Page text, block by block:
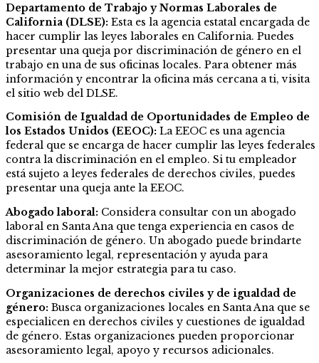
Departamento de Trabajo y Normas Laborales de
California (DLSE): Esta es la agencia estatal encargada de
hacer cumplir las leyes laborales en California. Puedes
presentar una queja por discriminación de género en el
trabajo en una de sus oficinas locales. Para obtener más
información y encontrar la oficina más cercana a ti, visita
el sitio web del DLSE.
Comisión de Igualdad de Oportunidades de Empleo de
los Estados Unidos (EEOC): La EEOC es una agencia
federal que se encarga de hacer cumplir las leyes federales
contra la discriminación en el empleo. Si tu empleador
está sujeto a leyes federales de derechos civiles, puedes
presentar una queja ante la EEOC.
Abogado laboral: Considera consultar con un abogado
laboral en Santa Ana que tenga experiencia en casos de
discriminación de género. Un abogado puede brindarte
asesoramiento legal, representación y ayuda para
determinar la mejor estrategia para tu caso.
Organizaciones de derechos civiles y de igualdad de
género: Busca organizaciones locales en Santa Ana que se
especialicen en derechos civiles y cuestiones de igualdad
de género. Estas organizaciones pueden proporcionar
asesoramiento legal, apoyo y recursos adicionales.